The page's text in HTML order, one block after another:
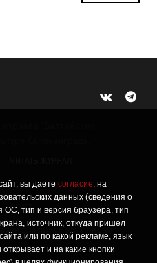
вы даете согласие. на
данных (сведения о
ОС, тип и версия браузера, тип
источник, откуда пришел
или по какой рекламе, язык
и на какие кнопки
СОУТ
для просмотра лицам